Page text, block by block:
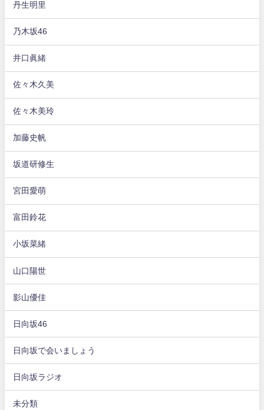
丹生明里
乃木坂46
井口眞緒
佐々木久美
佐々木美玲
加藤史帆
坂道研修生
宮田愛萌
富田鈴花
小坂菜緒
山口陽世
影山優佳
日向坂46
日向坂で会いましょう
日向坂ラジオ
未分類